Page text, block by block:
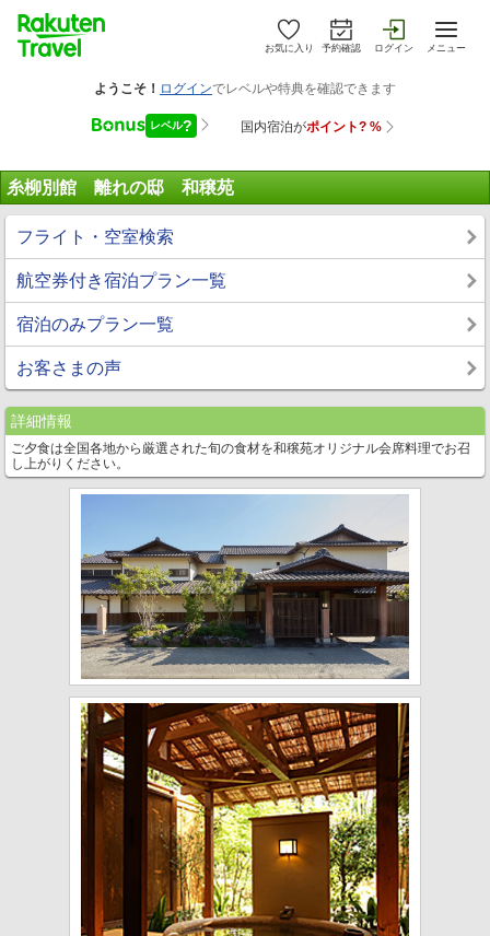
お気に入り 予約確認 ログイン メニュー
糸柳別館 離れの邸 和穣苑
フライト・空室検索
航空券付き宿泊プラン一覧
宿泊のみプラン一覧
お客さまの声
詳細情報
ご夕食は全国各地から厳選された旬の食材を和穣苑オリジナル会席料理でお召
し上がりください。